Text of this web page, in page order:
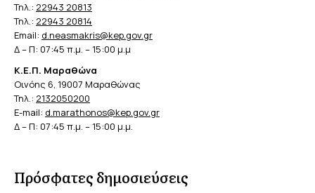
Τηλ.: 22943 20813
Τηλ.: 22943 20814
Email: d.neasmakris@kep.gov.gr
Δ – Π: 07:45 π.μ. – 15:00 μ.μ
Κ.Ε.Π. Μαραθώνα
Οινόης 6, 19007 Μαραθώνας
Τηλ.: 2132050200
E-mail: d.marathonos@kep.gov.gr
Δ – Π: 07:45 π.μ. – 15:00 μ.μ.
Πρόσφατες δημοσιεύσεις